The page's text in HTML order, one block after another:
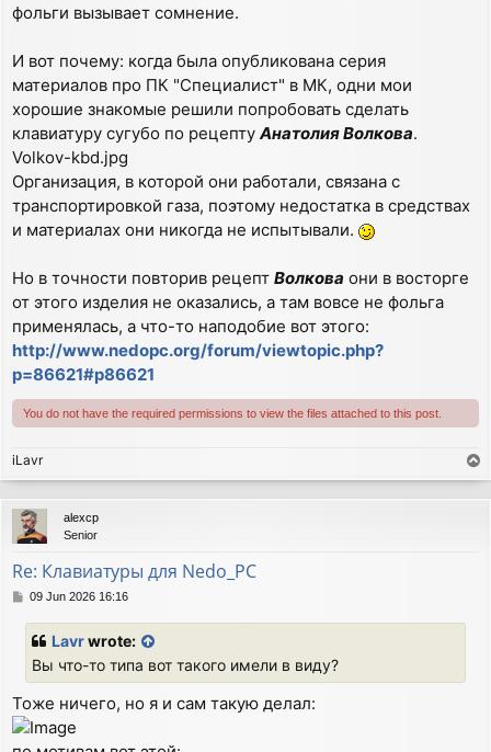
фольги вызывает сомнение.
И вот почему: когда была опубликована серия
материалов про ПК "Специалист" в МК, одни мои
хорошие знакомые решили попробовать сделать
клавиатуру сугубо по рецепту Анатолия Волкова.
Volkov-kbd.jpg
Организация, в которой они работали, связана с
транспортировкой газа, поэтому недостатка в средствах
и материалах они никогда не испытывали.
Но в точности повторив рецепт Волкова они в восторге
от этого изделия не оказались, а там вовсе не фольга
применялась, а что-то наподобие вот этого:
http://www.nedopc.org/forum/viewtopic.php?
p=86621#p86621
You do not have the required permissions to view the files attached to this post.
iLavr
o
p
alexcp
Senior
Re: Клавиатуры для Nedo_PC
P09 Jun 2026 16:16
Lavrwrote:
Вы что-то типа вот такого имели в виду?
Тоже ничего, но я и сам такую делал: